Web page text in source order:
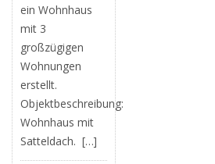
ein Wohnhaus
mit 3
großzügigen
Wohnungen
erstellt.
Objektbeschreibung:
Wohnhaus mit
Satteldach. […]